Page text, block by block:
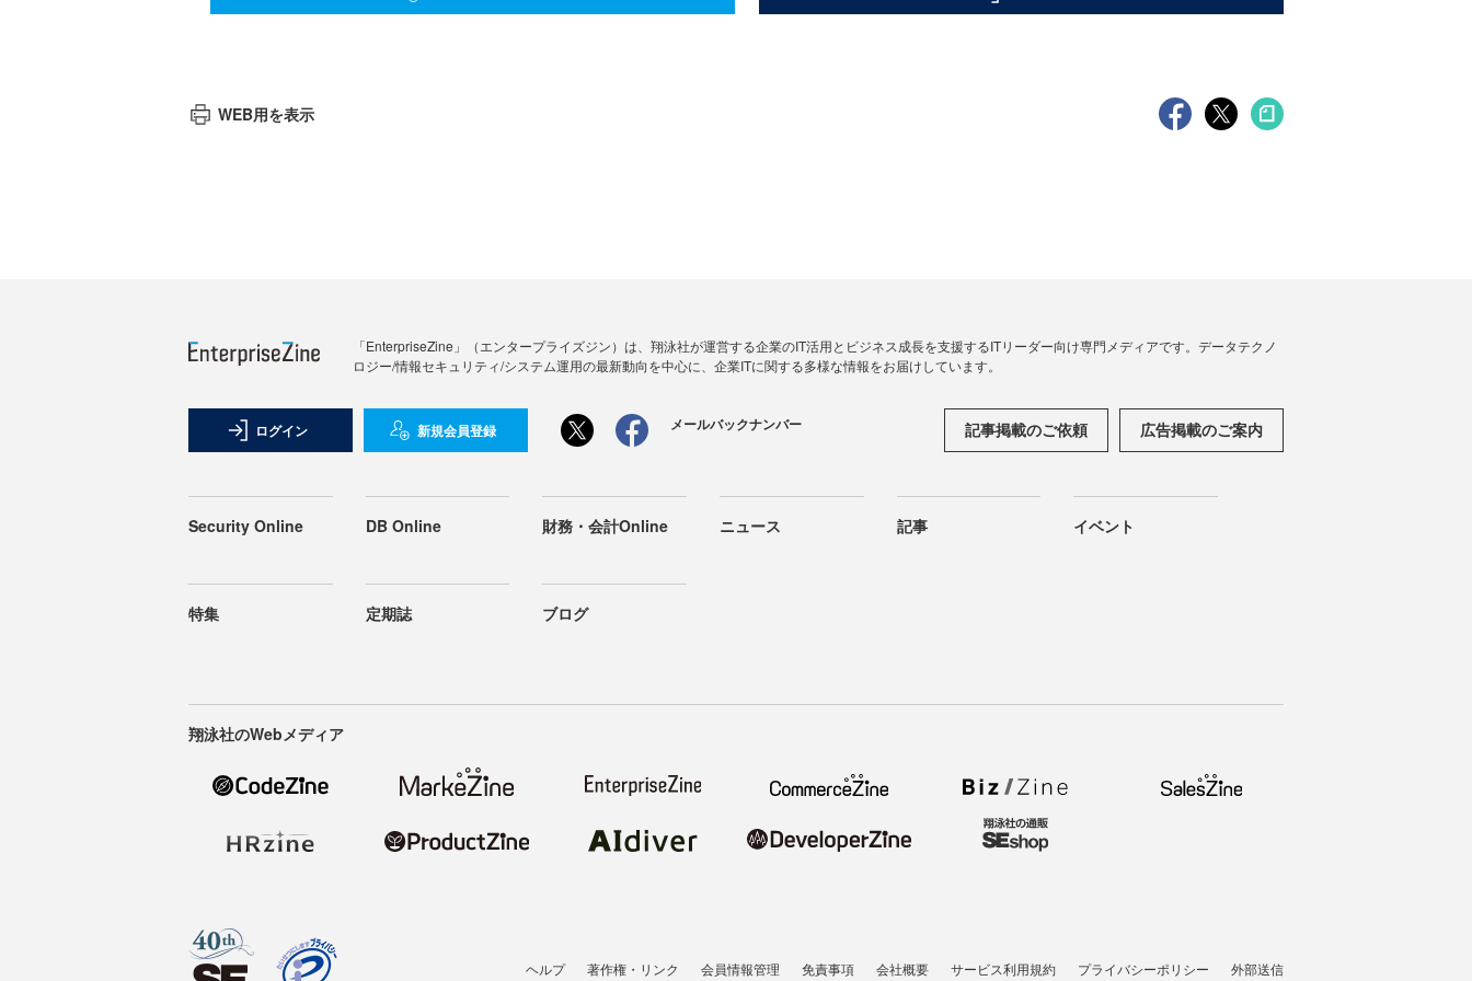
WEB用を表示
「EnterpriseZine」（エンタープライズジン）は、翔泳社が運営する企業のIT活用とビジネス成長を支援するITリーダー向け専門メディアです。データテクノ
ロジー/情報セキュリティ/システム運用の最新動向を中心に、企業ITに関する多様な情報をお届けしています。
ログイン 新規会員登録 メールバックナンバー 記事掲載のご依頼 広告掲載のご案内
Security Online DB Online 財務・会計Online ニュース 記事 イベント
特集 定期誌 ブログ
翔泳社のWebメディア
ヘルプ 著作権・リンク 会員情報管理 免責事項 会社概要 サービス利用規約 プライバシーポリシー 外部送信